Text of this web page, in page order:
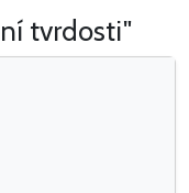
tvrdosti"